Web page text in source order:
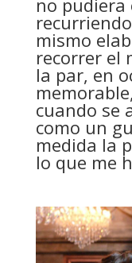
no
mismo
recorrer el
la par, en
cuando se
como un
medida la
lo que me